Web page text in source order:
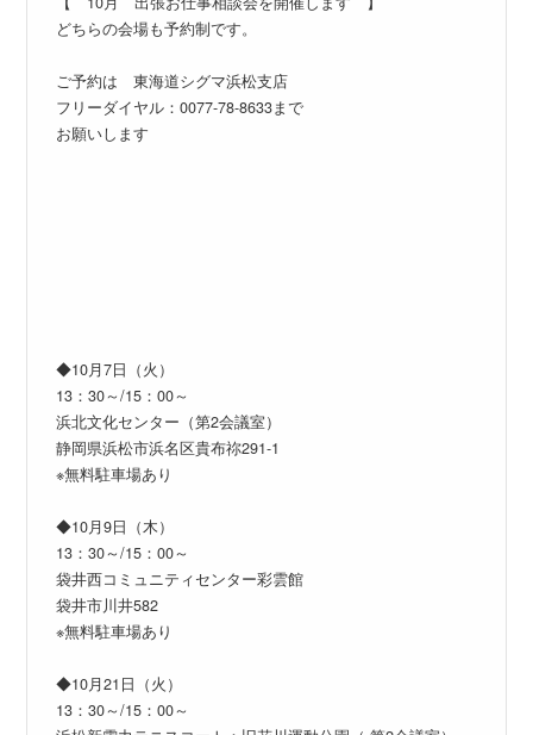
どちらの会場も予約制です。
ご予約は 東海道シグマ浜松支店
フリーダイヤル：0077-78-8633まで
お願いします
◆10月7日（火）
13：30～/15：00～
浜北文化センター（第2会議室）
静岡県浜松市浜名区貴布祢291-1
※無料駐車場あり
◆10月9日（木）
13：30～/15：00～
袋井西コミュニティセンター彩雲館
袋井市川井582
※無料駐車場あり
◆10月21日（火）
13：30～/15：00～